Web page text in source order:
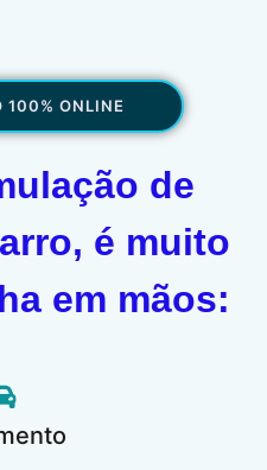
100% ONLINE
de
é muito
em mãos: